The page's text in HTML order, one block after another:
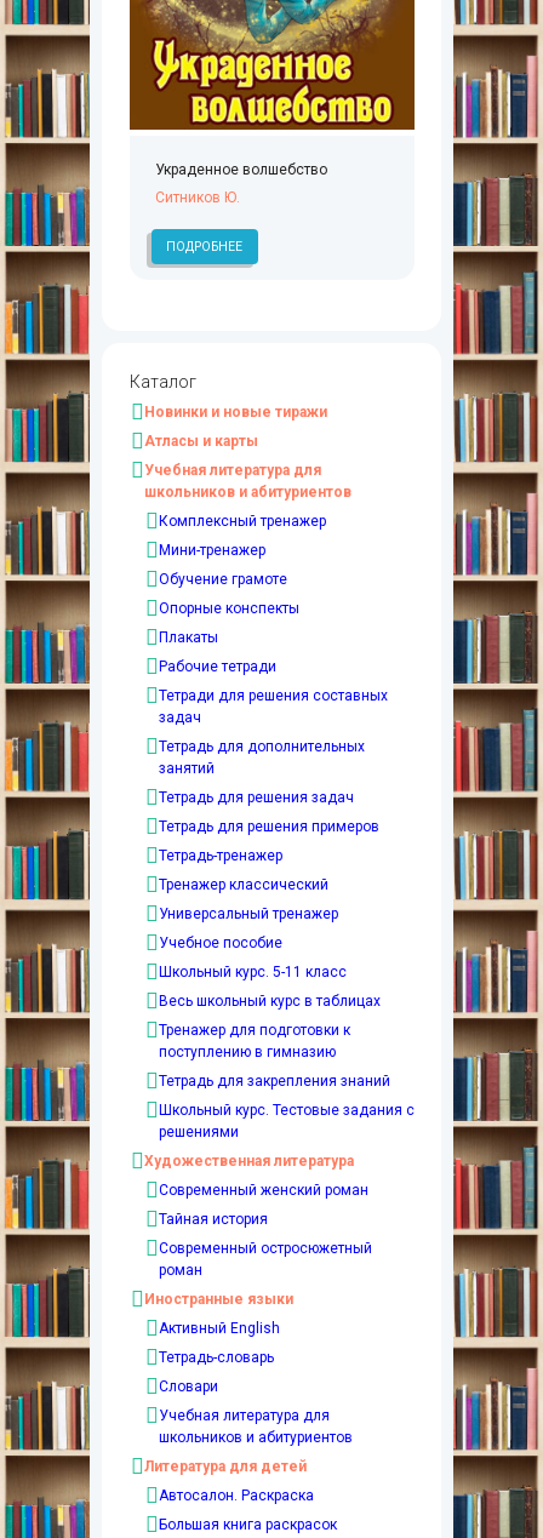
Украденное волшебство
Ситников Ю.
ПОДРОБНЕЕ
Каталог
Новинки и новые тиражи
Атласы и карты
Учебная литература для
школьников и абитуриентов
Комплексный тренажер
Мини-тренажер
Обучение грамоте
Опорные конспекты
Плакаты
Рабочие тетради
Тетради для решения составных
задач
Тетрадь для дополнительных
занятий
Тетрадь для решения задач
Тетрадь для решения примеров
Тетрадь-тренажер
Тренажер классический
Универсальный тренажер
Учебное пособие
Школьный курс. 5-11 класс
Весь школьный курс в таблицах
Тренажер для подготовки к
поступлению в гимназию
Тетрадь для закрепления знаний
Школьный курс. Тестовые задания с
решениями
Художественная литература
Современный женский роман
Тайная история
Современный остросюжетный
роман
Иностранные языки
Активный English
Тетрадь-словарь
Словари
Учебная литература для
школьников и абитуриентов
Литература для детей
Автосалон. Раскраска
Большая книга раскрасок